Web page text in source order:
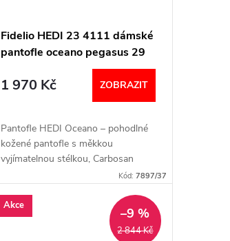
Fidelio HEDI 23 4111 dámské
pantofle oceano pegasus 29
1 970 Kč ZOBRAZIT
Pantofle HEDI Oceano – pohodlné
kožené pantofle s měkkou
vyjímatelnou stélkou, Carbosan
odpružením a skvělou oporou pro
Velikostní tabulka...
Kód: 7897/37
Akce
2 844 Kč
–9 %